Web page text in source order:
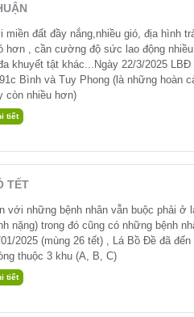
miền đất đầy nắng,nhiều gió, địa hình
hơn , cần cường độ sức lao động
khuyết tật khác...Ngày 22/3/2025
Bình và Tuy Phong (là những hoàn
còn nhiều hơn)
TẾT
với những bệnh nhân vẫn buộc phải ở
nặng) trong đó cũng có những bệnh
2025 (mùng 26 tết) , Lá Bồ Đề đã
thuộc 3 khu (A, B, C)